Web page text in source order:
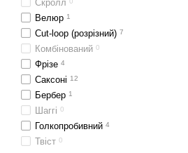
Скролл
Велюр 1
Cut-loop (розрізний) 7
Комбінований 0
Фрізе 4
Саксоні 12
Бербер 1
Шаггі 0
Голкопробивний 4
Твіст 0